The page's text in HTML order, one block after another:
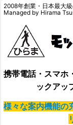
2008年創業・日本最大
Managed by Hirama
携帯電話・スマホ
ックアッ
様々な案内機能の